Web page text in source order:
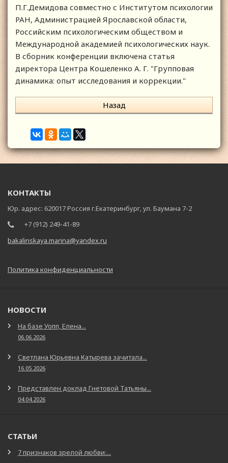
П.Г.Демидова совместно с Институтом психологии
РАН, Администрацией Ярославской области,
Российским психологическим обществом и
Международной академией психологических наук.
В сборник конференции включена статья
директора Центра Кошеленко А. Г. "Групповая
динамика: опыт исследования и коррекции."
Назад
КОНТАКТЫ
Юр. адрес: 620017 Россия г.Екатеринбург, ул. Баумана 7-2
+7 (912) 249-41-89
bakalinskaya.marina@yandex.ru
Политика конфиденциальности
НОВОСТИ
На базе Уопп, Елена...
06.06.2026
Светлана Юрьевна Катырева зачитала...
16.05.2026
Представлен доклад Гнетовой Татьяны...
04.04.2026
СТАТЬИ
7 признаков зрелой любви:...